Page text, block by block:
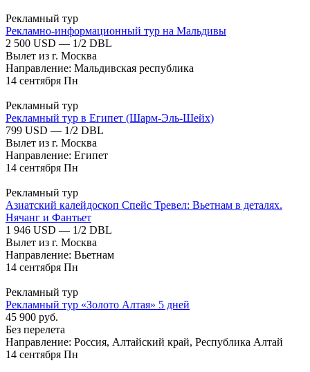
Рекламный тур
Рекламно-информационный тур на Мальдивы
2 500 USD — 1/2 DBL
Вылет из г. Москва
Направление: Мальдивская республика
14 сентября Пн
Рекламный тур
Рекламный тур в Египет (Шарм-Эль-Шейх)
799 USD — 1/2 DBL
Вылет из г. Москва
Направление: Египет
14 сентября Пн
Рекламный тур
Азиатский калейдоскоп Спейс Тревел: Вьетнам в деталях.
Нячанг и Фантьет
1 946 USD — 1/2 DBL
Вылет из г. Москва
Направление: Вьетнам
14 сентября Пн
Рекламный тур
Рекламный тур «Золото Алтая» 5 дней
45 900 руб.
Без перелета
Направление: Россия, Алтайский край, Республика Алтай
14 сентября Пн